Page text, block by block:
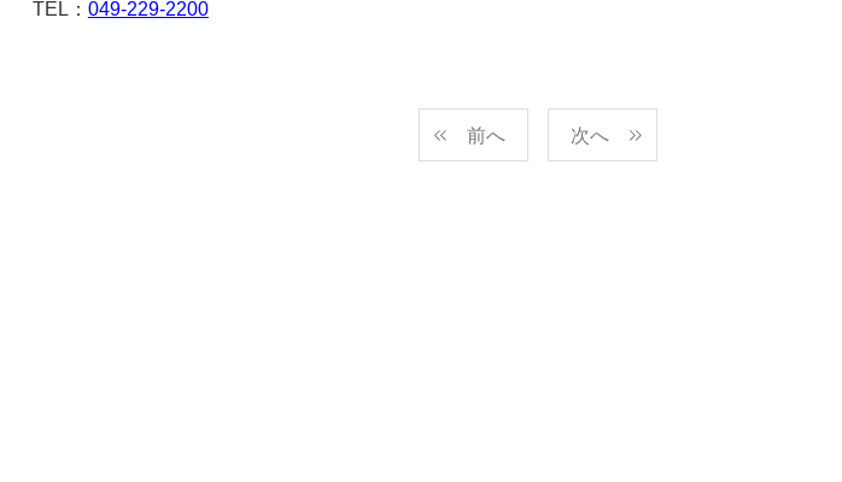
TEL ： 049-229-2200
前へ 次へ